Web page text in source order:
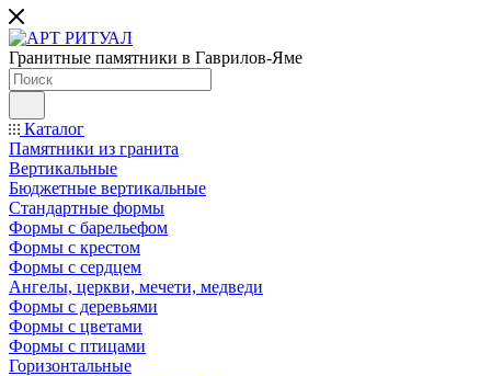
Гранитные памятники в Гаврилов-Яме
Каталог
Памятники из гранита
Вертикальные
Бюджетные вертикальные
Стандартные формы
Формы с барельефом
Формы с крестом
Формы с сердцем
Ангелы, церкви, мечети, медведи
Формы с деревьями
Формы с цветами
Формы с птицами
Горизонтальные